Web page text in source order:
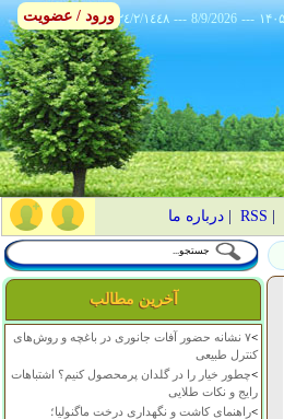
٢٤/٢/١٤٤٨ --- 8/9/2026 ---
RSS
|درباره ما
آخرین مطالب
>
۷ نشانه حضور آفات جانوری در باغچه و روش‌های
کنترل طبیعی
>چطور خیار را در گلدان پرمحصول کنیم؟ اشتباهات
رایج و نکات طلایی
>راهنمای کاشت و نگهداری درخت ماگنولیا؛
ورود / عضویت